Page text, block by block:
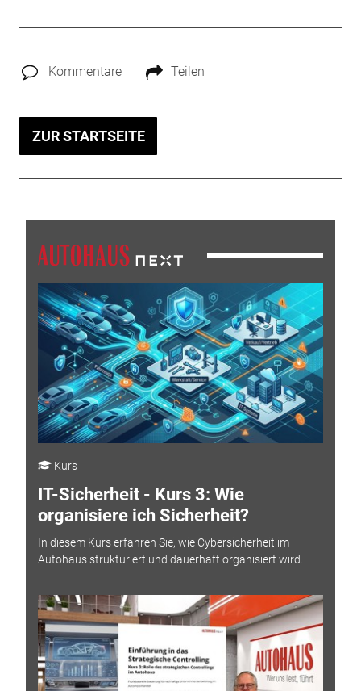
Kommentare Teilen
ZUR STARTSEITE
Kurs
IT-Sicherheit - Kurs 3: Wie
organisiere ich Sicherheit?
In diesem Kurs erfahren Sie, wie Cybersicherheit im
Autohaus strukturiert und dauerhaft organisiert wird.